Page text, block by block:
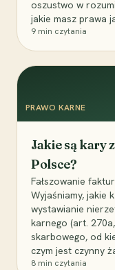
oszustwo w
jakie masz prawa
9 min czytania
PRAWO KARNE
Jakie są kary
Polsce?
Fałszowanie
Wyjaśniamy, jakie
wystawianie
karnego (art.
skarbowego, od
czym jest czynny
8 min czytania